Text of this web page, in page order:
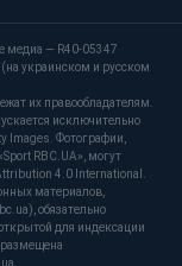
медиа — R40-05347
украинском и русском
их правообладателям.
исключительно
Images. Фотографии,
RBC.UA», могут
4.0 International.
материалов,
обязательно
для индексации